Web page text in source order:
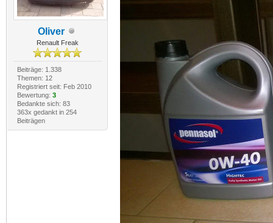
Oliver
Renault Freak
Beiträge: 1.338
Themen: 12
Registriert seit: Feb 2010
Bewertung: 3
Bedankte sich: 83
363x gedankt in 254
Beiträgen